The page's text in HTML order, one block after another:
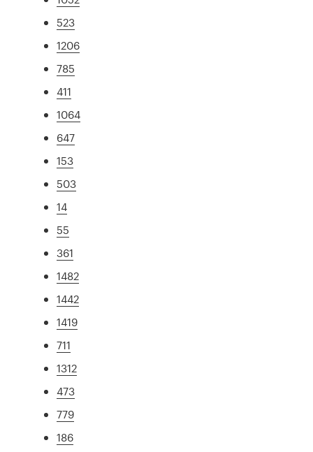
523
1206
785
411
1064
647
153
503
14
55
361
1482
1442
1419
711
1312
473
779
186